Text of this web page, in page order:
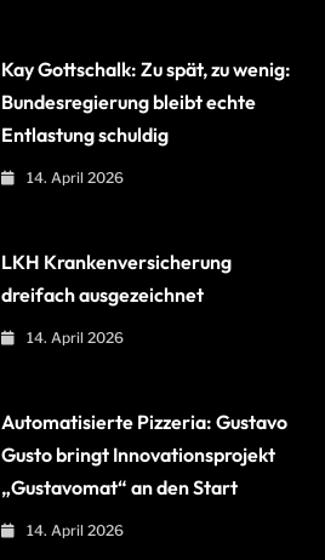
Kay Gottschalk: Zu spät, zu wenig:
Bundesregierung bleibt echte
Entlastung schuldig
14. April 2026
LKH Krankenversicherung
dreifach ausgezeichnet
14. April 2026
Automatisierte Pizzeria: Gustavo
Gusto bringt Innovationsprojekt
„Gustavomat“ an den Start
14. April 2026